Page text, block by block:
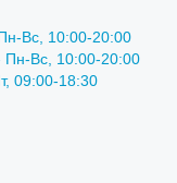
Вс, 10:00-20:00
Вс, 10:00-20:00
09:00-18:30